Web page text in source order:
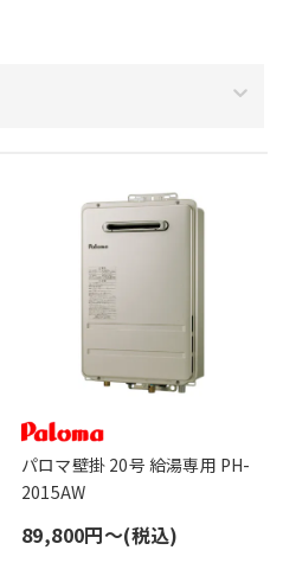
パロマ壁掛 20号 給湯専用 PH-
2015AW
89,800円〜(税込)